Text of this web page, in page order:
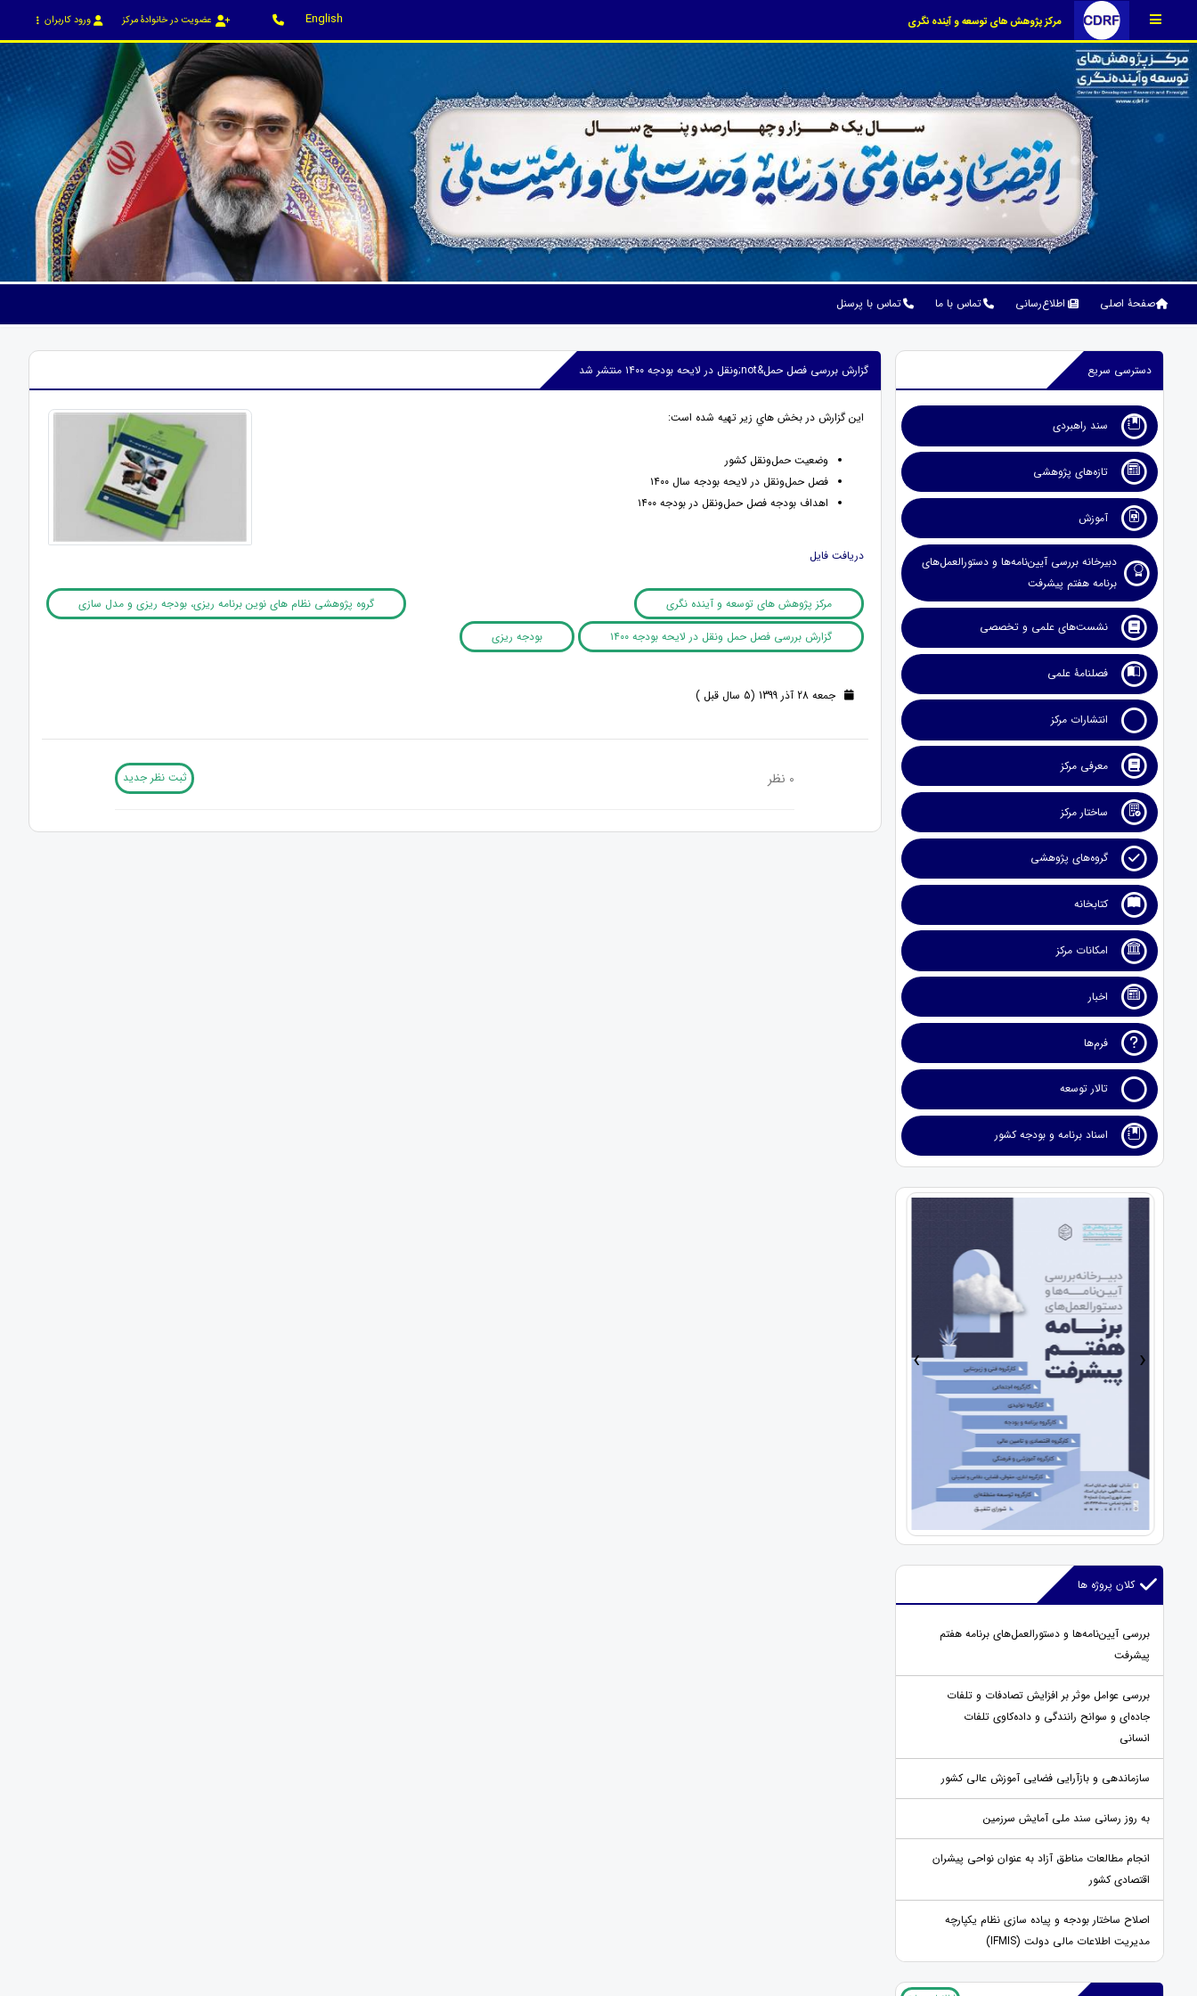
مرکز پژوهش های توسعه و آینده نگری English عضویت در خانوادۀ مرکز ورود کاربران
صفحۀ اصلی اطلاع‌رسانی تماس با ما تماس با پرسنل
دسترسی سریع
سند راهبردی
تازه‌های پژوهشی
آموزش
دبیرخانه بررسی آیین‌نامه‌ها و دستورالعمل‌های
برنامه هفتم پیشرفت
نشست‌های علمی و تخصصی
فصلنامۀ علمی
انتشارات مرکز
معرفی مرکز
ساختار مرکز
گروه‌های پژوهشی
کتابخانه
امکانات مرکز
اخبار
فرم‌ها
تالار توسعه
اسناد برنامه و بودجه کشور
› ‹
کلان پروژه ها
بررسی آیین‌نامه‌ها و دستورالعمل‌های برنامه هفتم
پیشرفت
بررسی عوامل موثر بر افزایش تصادفات و تلفات
جاده‌ای و سوانح رانندگی و داده‌کاوی تلفات
انسانی
سازماندهی و بازآرایی فضایی آموزش عالی کشور
به روز رسانی سند ملی آمایش سرزمین
انجام مطالعات مناطق آزاد به عنوان نواحی پیشران
اقتصادی کشور
اصلاح ساختار بودجه و پیاده سازی نظام یکپارچه
مدیریت اطلاعات مالی دولت (IFMIS)
گزارش بررسی فصل حمل&not;ونقل در لایحه بودجه ۱۴۰۰ منتشر شد
اين گزارش در بخش هاي زير تهيه شده است:
وضعيت حمل‌ونقل كشور
فصل حمل‌ونقل در لايحه بودجه سال ۱۴۰۰
اهداف بودجه فصل حمل‌ونقل در بودجه ۱۴۰۰
دريافت فايل
مرکز پژوهش های توسعه و آینده نگری
گروه پژوهشی نظام های نوین برنامه ریزی، بودجه ریزی و مدل سازی
گزارش بررسی فصل حمل ونقل در لایحه بودجه ۱۴۰۰
بودجه ریزی
جمعه 28 آذر 1399 (5 سال قبل )
0 نظر ثبت نظر جدید